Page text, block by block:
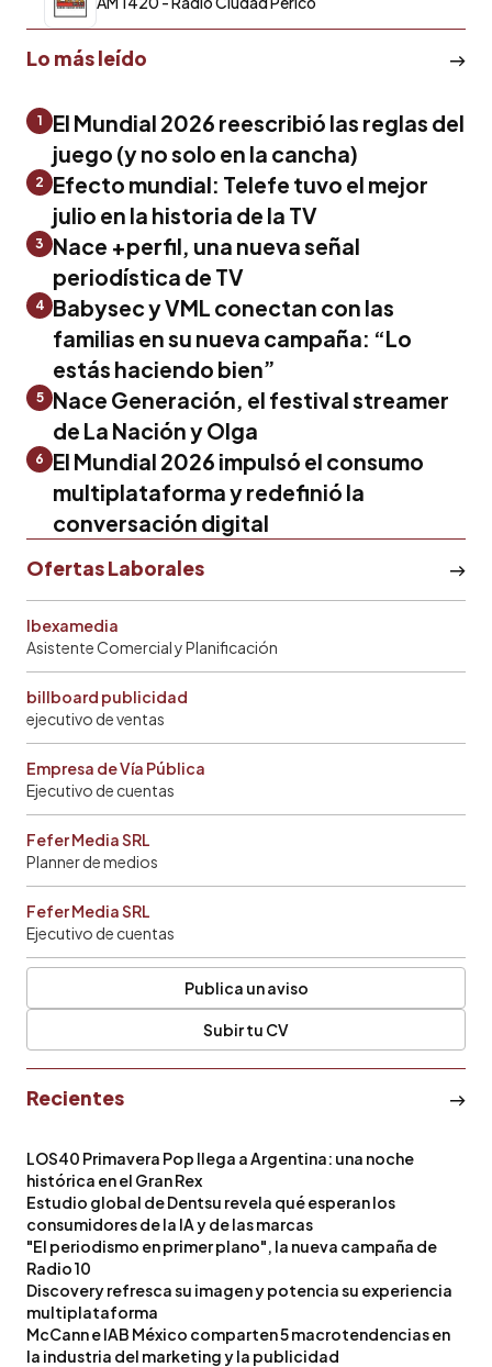
Lo más leído
1
El Mundial 2026 reescribió las reglas del
juego (y no solo en la cancha)
2
Efecto mundial: Telefe tuvo el mejor
julio en la historia de la TV
3
Nace +perfil, una nueva señal
periodística de TV
4 Babysec y VML conectan con las
familias en su nueva campaña: “Lo
estás haciendo bien”
5
Nace Generación, el festival streamer
de La Nación y Olga
6
El Mundial 2026 impulsó el consumo
multiplataforma y redefinió la
conversación digital
Ofertas Laborales
Ibexamedia
Asistente Comercial y Planificación
billboard publicidad
ejecutivo de ventas
Empresa de Vía Pública
Ejecutivo de cuentas
Fefer Media SRL
Planner de medios
Fefer Media SRL
Ejecutivo de cuentas
Publica un aviso
Subir tu CV
Recientes
LOS40 Primavera Pop llega a Argentina: una noche
histórica en el Gran Rex
Estudio global de Dentsu revela qué esperan los
consumidores de la IA y de las marcas
"El periodismo en primer plano", la nueva campaña de
Radio 10
Discovery refresca su imagen y potencia su experiencia
multiplataforma
McCann e IAB México comparten 5 macrotendencias en
la industria del marketing y la publicidad